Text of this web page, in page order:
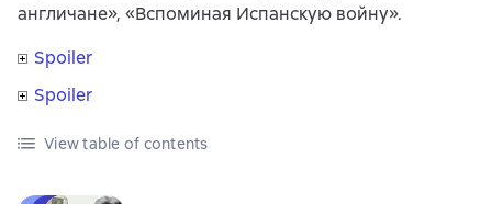
англичане», «Вспоминая Испанскую войну».
Spoiler
Spoiler
View table of contents